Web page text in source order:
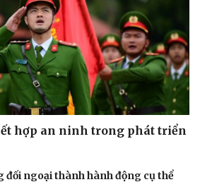
hợp an ninh trong phát triển
đối ngoại thành hành động cụ thể